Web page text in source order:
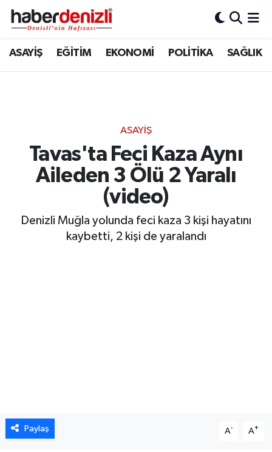
ASAYİŞ EĞİTİM EKONOMİ POLİTİKA SAĞLIK
ASAYİŞ
Tavas'ta Feci Kaza Aynı
Aileden 3 Ölü 2 Yaralı
(video)
Denizli Muğla yolunda feci kaza 3 kişi hayatını
kaybetti, 2 kişi de yaralandı
Paylaş A- A+
Denizli Nöbetçi Eczaneler
Tüm Manşetler
Son Dakika Haberleri
Haber Arşivi